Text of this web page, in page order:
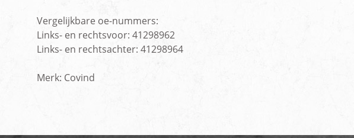
Vergelijkbare oe-nummers:
Links- en rechtsvoor: 41298962
Links- en rechtsachter: 41298964
Merk: Covind